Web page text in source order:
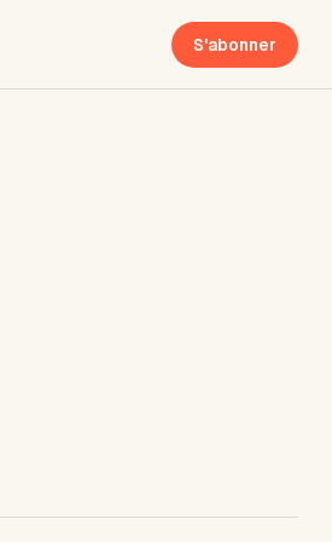
S'abonner